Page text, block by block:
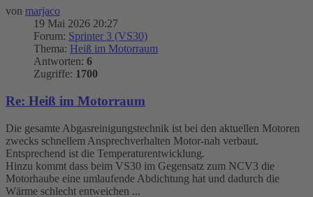
von marjaco
19 Mai 2026 20:27
Forum: Sprinter 3 (VS30)
Thema: Heiß im Motorraum
Antworten: 6
Zugriffe: 1700
Re: Heiß im Motorraum
Die gesamte Abgasreinigungstechnik ist bei den aktuellen Motoren
zwecks schnellem Ansprechverhalten Motor-nah verbaut.
Entsprechend ist die Temperaturentwicklung.
Hinzu kommt dass beim VS30 im Gegensatz zum NCV3 die
Motorhaube eine umlaufende Abdichtung hat und dadurch die
Wärme schlecht entweichen ...